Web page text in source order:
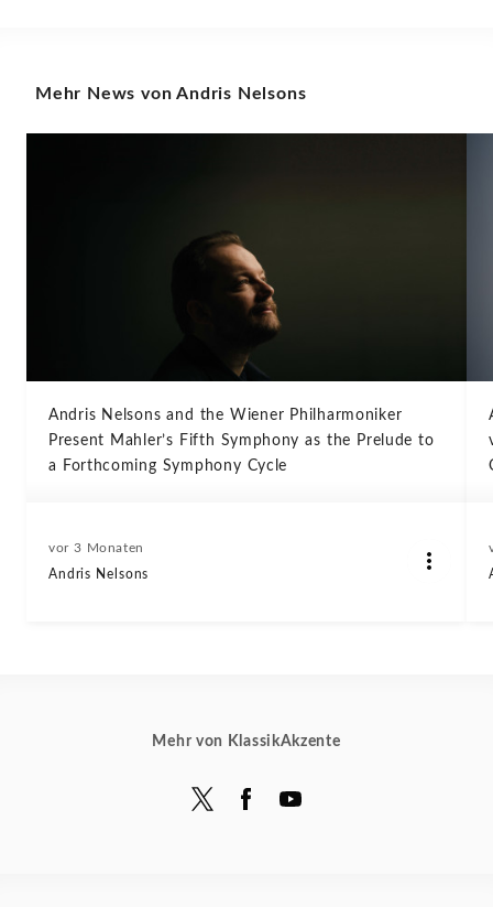
Mehr News von Andris Nelsons
Andris Nelsons and the Wiener Philharmoniker
Present Mahler’s Fifth Symphony as the Prelude to
a Forthcoming Symphony Cycle
vor 3 Monaten
Andris Nelsons
Mehr von KlassikAkzente